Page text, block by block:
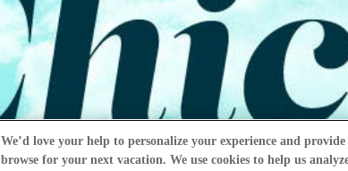
We’d love your help to personalize your experience and provide
browse for your next vacation. We use cookies to help us